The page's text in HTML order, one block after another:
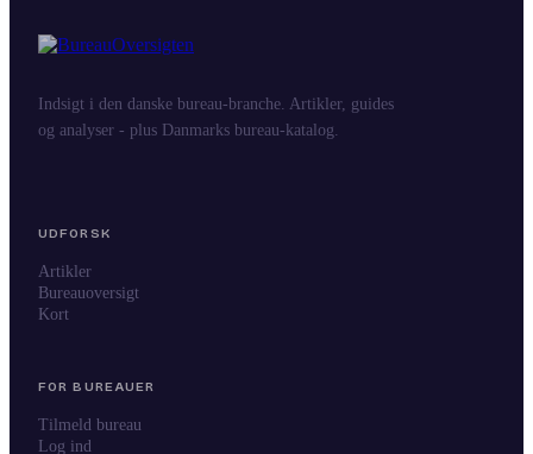
Indsigt i den danske bureau-branche. Artikler, guides
og analyser - plus Danmarks bureau-katalog.
UDFORSK
Artikler
Bureauoversigt
Kort
FOR BUREAUER
Tilmeld bureau
Log ind